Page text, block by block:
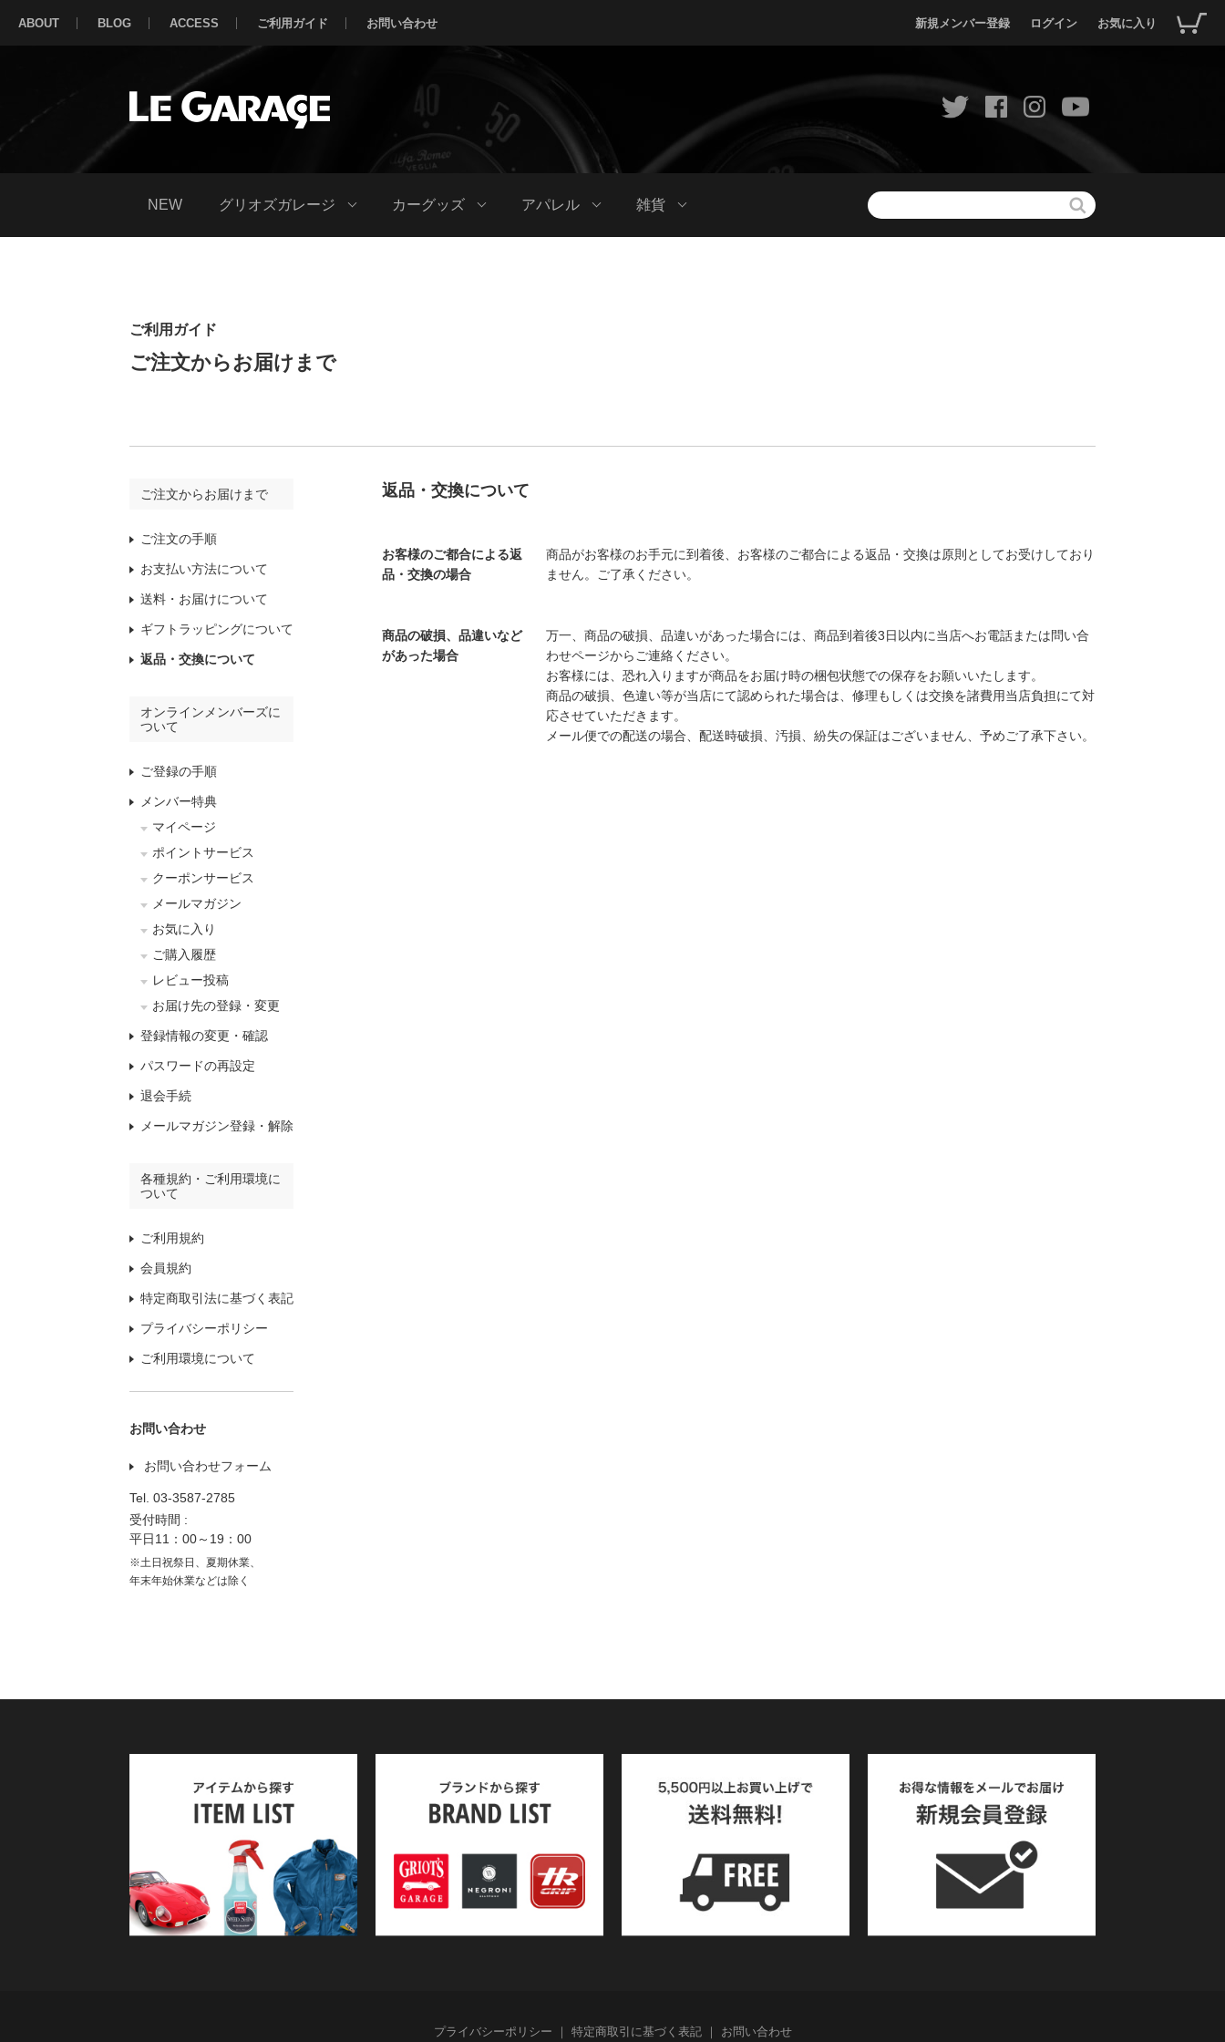
新規メンバー登録 ログイン お気に入り
ABOUT BLOG ACCESS ご利用ガイド お問い合わせ
NEW グリオズガレージ カーグッズ アパレル 雑貨
ご利用ガイド
ご注文からお届けまで
ご注文からお届けまで
ご注文の手順
お支払い方法について
送料・お届けについて
ギフトラッピングについて
返品・交換について
オンラインメンバーズに
ついて
ご登録の手順
メンバー特典
マイページ
ポイントサービス
クーポンサービス
メールマガジン
お気に入り
ご購入履歴
レビュー投稿
お届け先の登録・変更
登録情報の変更・確認
パスワードの再設定
退会手続
メールマガジン登録・解除
各種規約・ご利用環境に
ついて
ご利用規約
会員規約
特定商取引法に基づく表記
プライバシーポリシー
ご利用環境について
お問い合わせ
お問い合わせフォーム
Tel. 03-3587-2785
受付時間 :
平日11：00～19：00
※土日祝祭日、夏期休業、
年末年始休業などは除く
返品・交換について
お客様のご都合による返
品・交換の場合
商品がお客様のお手元に到着後、お客様のご都合による返品・交換は原則としてお受けしており
ません。ご了承ください。
商品の破損、品違いなど
があった場合
万一、商品の破損、品違いがあった場合には、商品到着後3日以内に当店へお電話または問い合
わせページからご連絡ください。
お客様には、恐れ入りますが商品をお届け時の梱包状態での保存をお願いいたします。
商品の破損、色違い等が当店にて認められた場合は、修理もしくは交換を諸費用当店負担にて対
応させていただきます。
メール便での配送の場合、配送時破損、汚損、紛失の保証はございません、予めご了承下さい。
プライバシーポリシー 特定商取引に基づく表記 お問い合わせ